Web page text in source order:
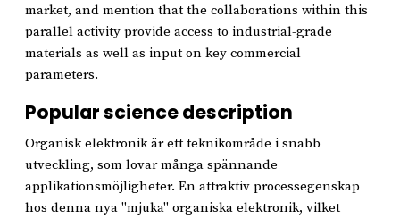
market, and mention that the collaborations within this
parallel activity provide access to industrial-grade
materials as well as input on key commercial
parameters.
Popular science description
Organisk elektronik är ett teknikområde i snabb
utveckling, som lovar många spännande
applikationsmöjligheter. En attraktiv processegenskap
hos denna nya "mjuka" organiska elektronik, vilket